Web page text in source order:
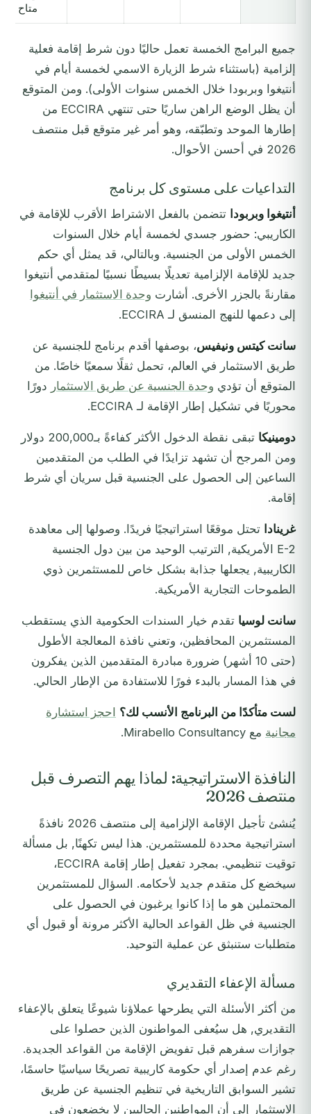
متاح
جميع البرامج الخمسة تعمل حاليًا دون شرط إقامة فعلية
إلزامية (باستثناء شرط الزيارة الاسمي لخمسة أيام في
أنتيغوا وبربودا خلال الخمس سنوات الأولى). ومن المتوقع
أن يظل الوضع الراهن ساريًا حتى تنتهي ECCIRA من
إطارها الموحد وتطبّقه، وهو أمر غير متوقع قبل منتصف
2026 في أحسن الأحوال.
التداعيات على مستوى كل برنامج
أنتيغوا وبربودا تتضمن بالفعل الاشتراط الأقرب للإقامة في
الكاريبي: حضور جسدي لخمسة أيام خلال السنوات
الخمس الأولى من الجنسية. وبالتالي، قد يمثل أي حكم
جديد للإقامة الإلزامية تعديلًا بسيطًا نسبيًا لمتقدمي أنتيغوا
مقارنةً بالجزر الأخرى. أشارت وحدة الاستثمار في أنتيغوا
إلى دعمها للنهج المنسق لـ ECCIRA.
سانت كيتس ونيفيس، بوصفها أقدم برنامج للجنسية عن
طريق الاستثمار في العالم، تحمل ثقلًا سمعيًا خاصًا. من
المتوقع أن تؤدي وحدة الجنسية عن طريق الاستثمار دورًا
محوريًا في تشكيل إطار الإقامة لـ ECCIRA.
دومينيكا
تبقى نقطة الدخول الأكثر كفاءةً بـ200,000 دولار
ومن المرجح أن تشهد تزايدًا في الطلب من المتقدمين
الساعين إلى الحصول على الجنسية قبل سريان أي شرط
إقامة.
غرينادا تحتل موقعًا استراتيجيًا فريدًا. وصولها إلى معاهدة
E-2 الأمريكية, الترتيب الوحيد من بين دول الجنسية
الكاريبية, يجعلها جذابة بشكل خاص للمستثمرين ذوي
الطموحات التجارية الأمريكية.
سانت لوسيا تقدم خيار السندات الحكومية الذي يستقطب
المستثمرين المحافظين، وتعني نافذة المعالجة الأطول
(حتى 10 أشهر) ضرورة مبادرة المتقدمين الذين يفكرون
في هذا المسار بالبدء فورًا للاستفادة من الإطار الحالي.
لست متأكدًا من البرنامج الأنسب لك؟ احجز استشارة
مجانية مع Mirabello Consultancy.
النافذة الاستراتيجية: لماذا يهم التصرف قبل
منتصف 2026
يُنشئ تأجيل الإقامة الإلزامية إلى منتصف 2026 نافذةً
استراتيجية محددة للمستثمرين. هذا ليس تكهنًا, بل مسألة
توقيت تنظيمي. بمجرد تفعيل إطار إقامة ECCIRA،
سيخضع كل متقدم جديد لأحكامه. السؤال للمستثمرين
المحتملين هو ما إذا كانوا يرغبون في الحصول على
الجنسية في ظل القواعد الحالية الأكثر مرونة أو قبول أي
متطلبات ستنبثق عن عملية التوحيد.
مسألة الإعفاء التقديري
من أكثر الأسئلة التي يطرحها عملاؤنا شيوعًا يتعلق بالإعفاء
التقديري, هل سيُعفى المواطنون الذين حصلوا على
جوازات سفرهم قبل تفويض الإقامة من القواعد الجديدة.
رغم عدم إصدار أي حكومة كاريبية تصريحًا سياسيًا حاسمًا،
تشير السوابق التاريخية في تنظيم الجنسية عن طريق
الاستثمار إلى أن المواطنين الحاليين لا يخضعون في